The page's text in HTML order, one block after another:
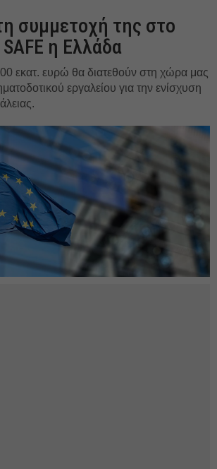
συμμετοχή της στο
η Ελλάδα
εκατ. ευρώ θα διατεθούν στη χώρα μας
εργαλείου για την ενίσχυση